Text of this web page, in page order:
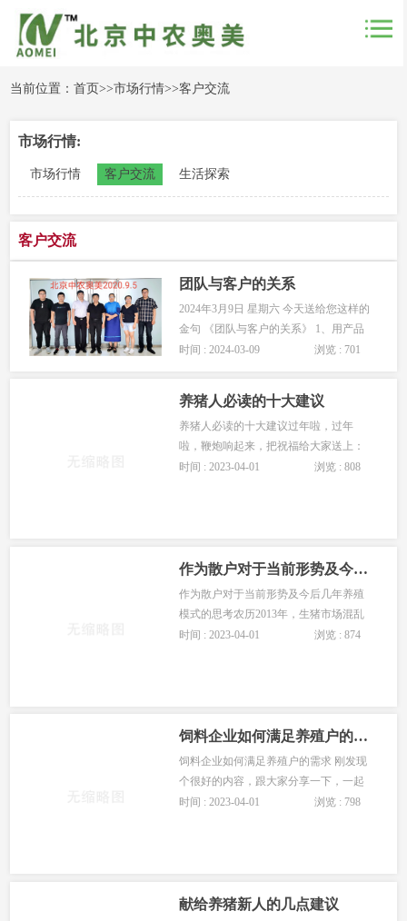
当前位置：首页>>市场行情>>客户交流
市场行情:
市场行情 客户交流 生活探索
客户交流
团队与客户的关系
2024年3月9日 星期六 今天送给您这样的
金句 《团队与客户的关系》 1、用产品
去征服客户， 2、用效果去激发客户，
时间 : 2024-03-09 浏览 : 701
养猪人必读的十大建议
养猪人必读的十大建议过年啦，过年
啦，鞭炮响起来，把祝福给大家送上：
我们养猪人的愿望：愿猪价不大起大落;
时间 : 2023-04-01 浏览 : 808
作为散户对于当前形势及今后几年养殖模式的思考
作为散户对于当前形势及今后几年养殖
模式的思考农历2013年，生猪市场混乱
离奇，淡季不淡，旺季不旺，市场多
时间 : 2023-04-01 浏览 : 874
饲料企业如何满足养殖户的需求
饲料企业如何满足养殖户的需求 刚发现
个很好的内容，跟大家分享一下，一起
来探讨！ 饲料企业向养殖户推荐产品，
时间 : 2023-04-01 浏览 : 798
献给养猪新人的几点建议